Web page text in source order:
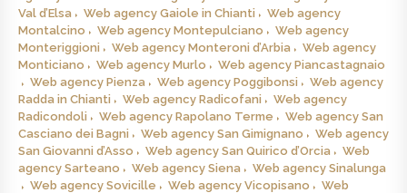
Val d’Elsa
Web agency Gaiole in Chianti
Web agency
Montalcino
Web agency Montepulciano
Web agency
Monteriggioni
Web agency Monteroni d’Arbia
Web agency
Monticiano
Web agency Murlo
Web agency Piancastagnaio
Web agency Pienza
Web agency Poggibonsi
Web agency
Radda in Chianti
Web agency Radicofani
Web agency
Radicondoli
Web agency Rapolano Terme
Web agency San
Casciano dei Bagni
Web agency San Gimignano
Web agency
San Giovanni d’Asso
Web agency San Quirico d’Orcia
Web
agency Sarteano
Web agency Siena
Web agency Sinalunga
Web agency Sovicille
Web agency Vicopisano
Web